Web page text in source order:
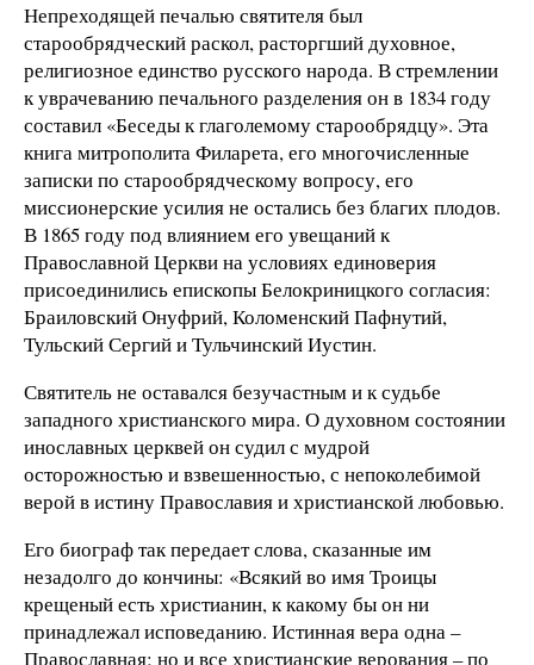
Непреходящей печалью святителя был
старообрядческий раскол, расторгший духовное,
религиозное единство русского народа. В стремлении
к уврачеванию печального разделения он в 1834 году
составил «Беседы к глаголемому старообрядцу». Эта
книга митрополита Филарета, его многочисленные
записки по старообрядческому вопросу, его
миссионерские усилия не остались без благих плодов.
В 1865 году под влиянием его увещаний к
Православной Церкви на условиях единоверия
присоединились епископы Белокриницкого согласия:
Браиловский Онуфрий, Коломенский Пафнутий,
Тульский Сергий и Тульчинский Иустин.
Святитель не оставался безучастным и к судьбе
западного христианского мира. О духовном состоянии
инославных церквей он судил с мудрой
осторожностью и взвешенностью, с непоколебимой
верой в истину Православия и христианской любовью.
Его биограф так передает слова, сказанные им
незадолго до кончины: «Всякий во имя Троицы
крещеный есть христианин, к какому бы он ни
принадлежал исповеданию. Истинная вера одна –
Православная; но и все христианские верования – по